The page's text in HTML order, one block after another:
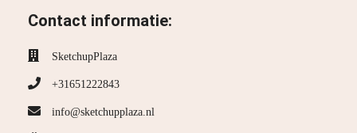
Contact informatie:
SketchupPlaza
+31651222843
info@sketchupplaza.nl